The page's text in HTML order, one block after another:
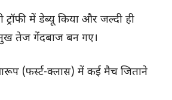
में डेब्यू किया और जल्दी ही
तेज गेंदबाज बन गए।
(फर्स्ट-क्लास) में कई मैच जिताने